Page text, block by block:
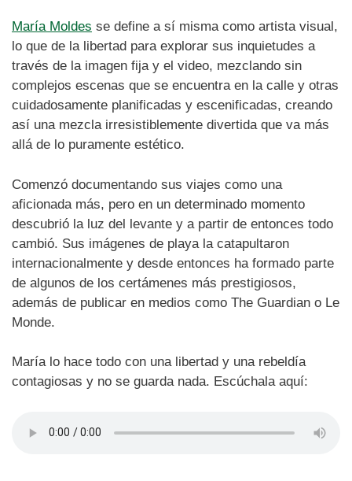
María Moldes se define a sí misma como artista visual,
lo que de la libertad para explorar sus inquietudes a
través de la imagen fija y el video, mezclando sin
complejos escenas que se encuentra en la calle y otras
cuidadosamente planificadas y escenificadas, creando
así una mezcla irresistiblemente divertida que va más
allá de lo puramente estético.
Comenzó documentando sus viajes como una
aficionada más, pero en un determinado momento
descubrió la luz del levante y a partir de entonces todo
cambió. Sus imágenes de playa la catapultaron
internacionalmente y desde entonces ha formado parte
de algunos de los certámenes más prestigiosos,
además de publicar en medios como The Guardian o Le
Monde.
María lo hace todo con una libertad y una rebeldía
contagiosas y no se guarda nada. Escúchala aquí: